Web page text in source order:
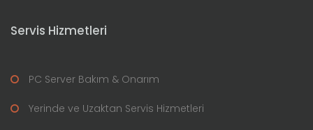
Servis Hizmetleri
PC Server Bakım & Onarım
Yerinde ve Uzaktan Servis Hizmetleri